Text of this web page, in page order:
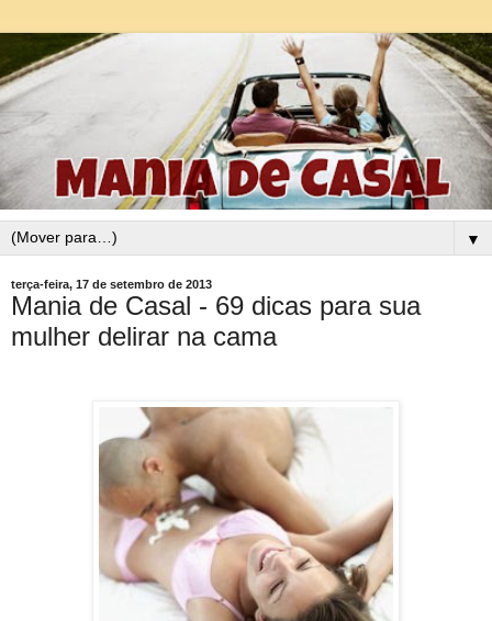
▼
terça-feira, 17 de setembro de 2013
Mania de Casal - 69 dicas para sua
mulher delirar na cama